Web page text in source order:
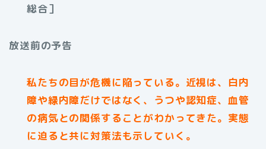
総合］
放送前の予告
私たちの目が危機に陥っている。近視は、白内
障や緑内障だけではなく、うつや認知症、血管
の病気との関係することがわかってきた。実態
に迫ると共に対策法も示していく。